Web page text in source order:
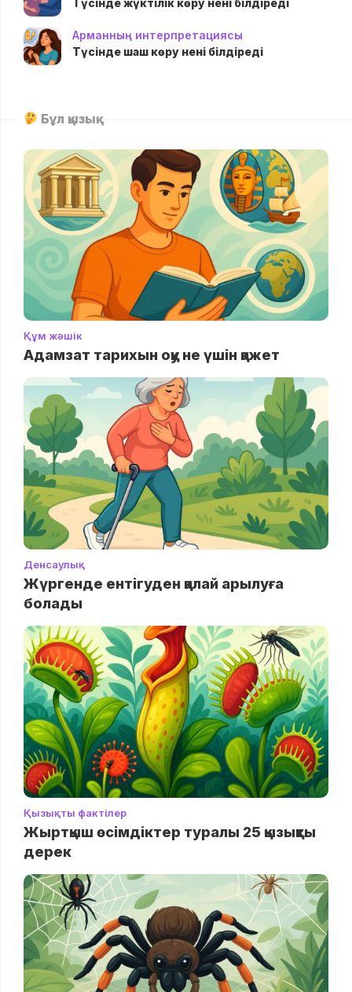
Арманның интерпретациясы
Түсінде шаш көру нені білдіреді
Бұл қызық
Құм жәшік
Адамзат тарихын оқу не үшін қажет
Денсаулық
Жүргенде ентігуден қалай арылуға
болады
Қызықты фактілер
Жыртқыш өсімдіктер туралы 25 қызықты
дерек